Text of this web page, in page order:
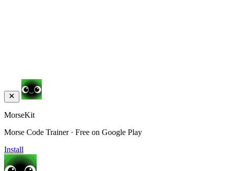
MorseKit
Morse Code Trainer · Free on Google Play
Install